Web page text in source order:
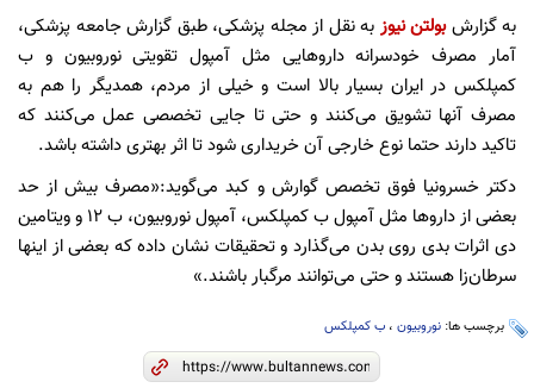
به گزارشبولتن نیوز به نقل از مجله پزشکی، طبق گزارش جامعه پزشکی،
آمار مصرف خودسرانه داروهایی مثل آمپول تقویتی نوروبیون و ب
کمپلکس در ایران بسیار بالا است و خیلی از مردم، همدیگر را هم به
مصرف آنها تشویق می‌کنند و حتی تا جایی تخصصی عمل می‌کنند که
تاکید دارند حتما نوع خارجی آن خریداری شود تا اثر بهتری داشته باشد.
دکتر خسرونیا فوق تخصص گوارش و کبد می‌گوید:«مصرف بیش از حد
بعضی از داروها مثل آمپول ب کمپلکس، آمپول نوروبیون، ب ۱۲ و ویتامین‌
دی اثرات بدی روی بدن می‌گذارد و تحقیقات نشان داده که بعضی از اینها
سرطان‌زا هستند و حتی می‌توانند مرگبار باشند.»
برچسب ها: نوروبیون ، ب کمپلکس